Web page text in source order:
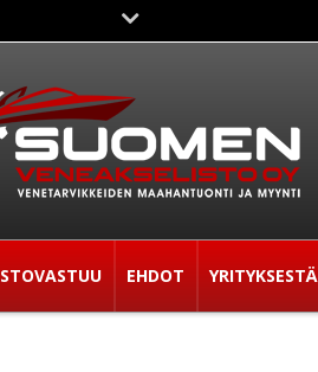
EHDOT YRITYKSESTÄ